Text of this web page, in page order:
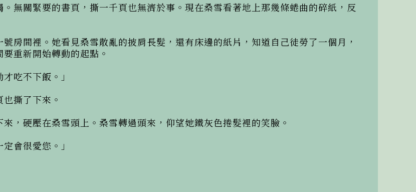
關緊要的書頁，撕一千頁也無濟於事。現在桑雪看著地上那幾條蜷曲的碎紙，反
間裡。她看見桑雪散亂的披肩長髮，還有床邊的紙片，知道自己徒勞了一個月，
重新開始轉動的起點。
吃不下飯。」
撕了下來。
硬壓在桑雪頭上。桑雪轉過頭來，仰望她鐵灰色捲髮裡的笑臉。
會很愛您。」